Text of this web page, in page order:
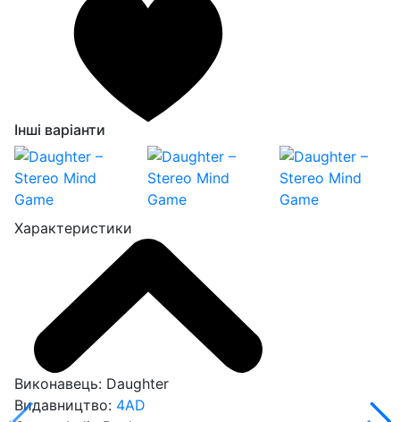
Інші варіанти
Характеристики
Виконавець: Daughter
Видавництво: 4AD